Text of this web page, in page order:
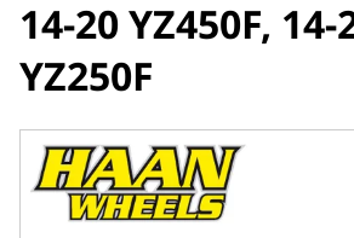
14-20 YZ450F, 14-
YZ250F